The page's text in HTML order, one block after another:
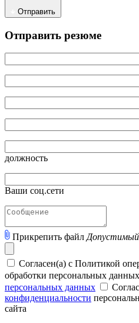
Отправить
Отправить резюме
должность
Ваши соц.сети
Прикрепить файл
Согласен(а) с Политикой
обработки персональных данных
персональных данных
конфиденциальности
сайта